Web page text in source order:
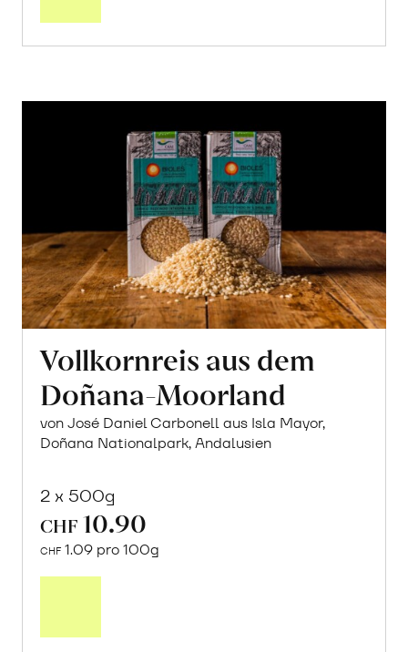
Vollkornreis aus dem
Doñana-Moorland
von José Daniel Carbonell aus Isla Mayor,
Doñana Nationalpark, Andalusien
2 x 500g
CHF 10.90
CHF 1.09 pro 100g